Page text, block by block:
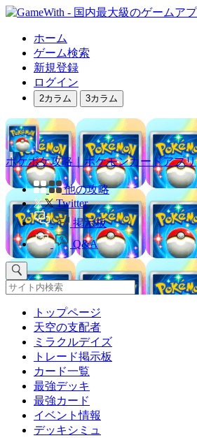
ホーム
ゲーム検索
新規登録
ログイン
2カラム 3カラム
ポケポケ攻略｜ポケモンカードアプリ
他の攻略
Twitter
掲示板
Q&A
トップページ
天空の支配者
ミラクルデイズ
トレード掲示板
カード一覧
最強デッキ
最強カード
イベント情報
デッキシミュ